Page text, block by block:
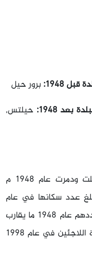
1948:
برور حيل
1948:
حيلتس,
برير قرية فلسطينية مهجرة احتلت ودمرت عام 1948 م
باراك - أيار 1948. بلغ عدد سكانها في عام
1945 نحو 2740 نسمة، ووصل عددهم عام 1948 ما يقارب
3180 نسمة. وقُدّر عدد أبناء القرية اللاجئين في عام 1998